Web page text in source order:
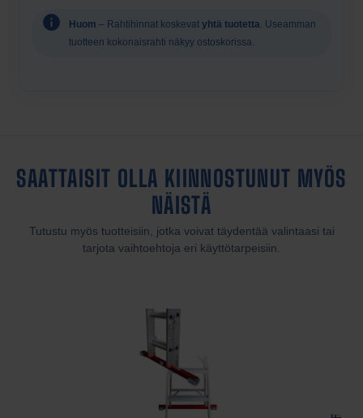
Huom – Rahtihinnat koskevat yhtä tuotetta . Useamman
tuotteen kokonaisrahti näkyy ostoskorissa.
SAATTAISIT OLLA KIINNOSTUNUT MYÖS
NÄISTÄ
Tutustu myös tuotteisiin, jotka voivat täydentää valintaasi tai
tarjota vaihtoehtoja eri käyttötarpeisiin.